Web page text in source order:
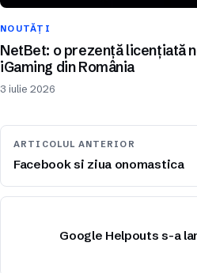
NOUTĂȚI
NetBet: o prezență licențiată
iGaming din România
3 iulie 2026
ARTICOLUL ANTERIOR
Facebook si ziua onomastica
Google Helpouts s-a